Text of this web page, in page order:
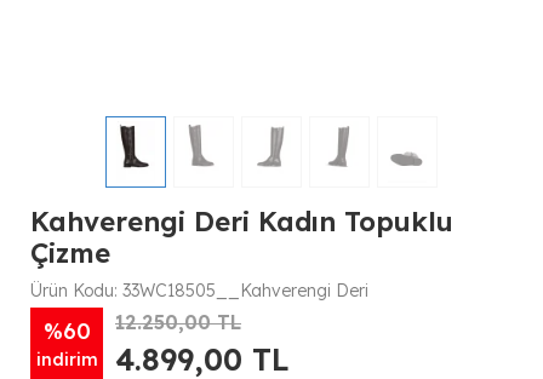
Kahverengi Deri Kadın Topuklu
Çizme
Ürün Kodu: 33WC18505__Kahverengi Deri
%60
indirim
12.250,00 TL
4.899,00 TL